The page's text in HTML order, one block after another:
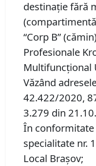
destinație fără
“Corp B”
Profesionale
Multifuncțional
Văzând
42.422/2020,
3.279 din
În conformitate
specialitate nr.
Local Brașov;